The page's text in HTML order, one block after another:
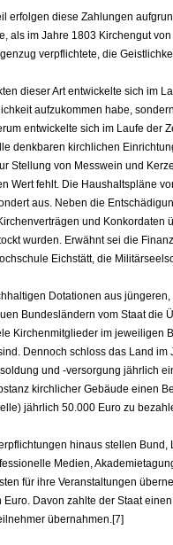
erfolgen diese Zahlungen
als im Jahre 1803 Kirchengut
verpflichtete, die
dieser Art entwickelte sich im
aufzukommen habe,
entwickelte sich im Laufe der
denkbaren kirchlichen
Stellung von Messwein und
Wert fehlt. Die Haushaltspläne
aus. Neben die
und Konkordaten
wurden. Erwähnt sei die
Eichstätt, die
Dotationen aus
Bundesländern vom Staat die
Kirchenmitglieder im jeweiligen
Dennoch schloss das Land
und -versorgung jährlich
kirchlicher Gebäude einen
jährlich 50.000 Euro zu
hinaus stellen
Medien,
für ihre Veranstaltungen
Davon zahlte der Staat
übernahmen.[7]